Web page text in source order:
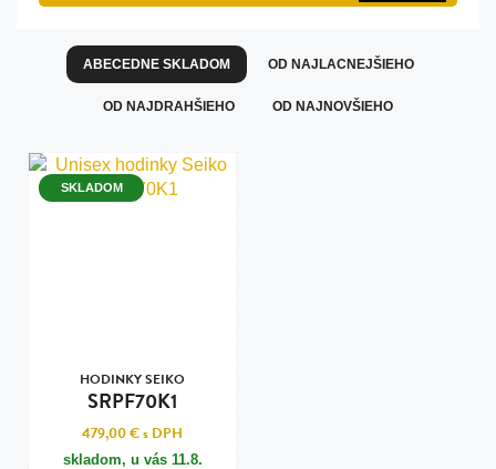
ABECEDNE SKLADOM OD NAJLACNEJŠIEHO
OD NAJDRAHŠIEHO OD NAJNOVŠIEHO
SKLADOM
HODINKY SEIKO
SRPF70K1
479,00 €s DPH
skladom, u vás 11.8.